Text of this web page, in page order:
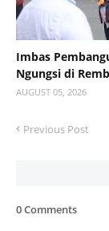
Imbas
Ngungsi di
AUGUST 05, 2026
Previous Post
0 Comments